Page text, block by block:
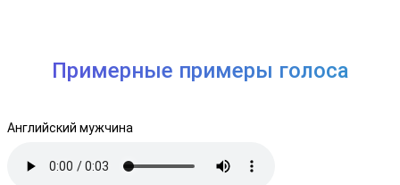
Примерные примеры голоса
Английский мужчина